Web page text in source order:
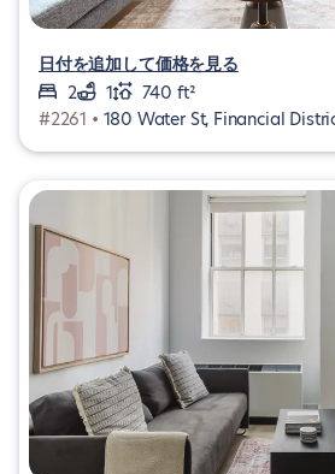
日付を追加して価格を見る
2
1
740 ft²
#2261 • 180 Water St, Financial